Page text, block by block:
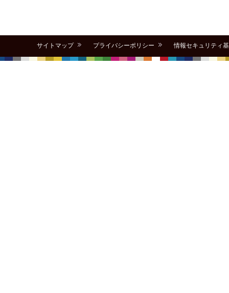
サイトマップ プライバシーポリシー 情報セキュリティ